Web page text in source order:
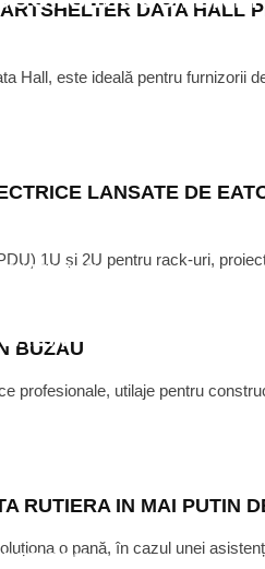
DATA HALL
Hall, este ideală pentru furnizorii
LANSATE DE
1U și 2U pentru rack-uri,
28, 2016
BUZAU
profesionale, utilaje pentru
RUTIERA IN MAI PUTIN
o pană, în cazul unei
7, 2016